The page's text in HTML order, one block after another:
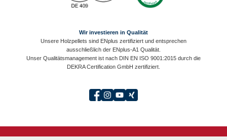
Wir investieren in Qualität
Unsere Holzpellets sind ENplus zertifiziert und entsprechen
ausschließlich der ENplus-A1 Qualität.
Unser Qualitätsmanagement ist nach DIN EN ISO 9001:2015 durch die
DEKRA Certification GmbH zertifiziert.